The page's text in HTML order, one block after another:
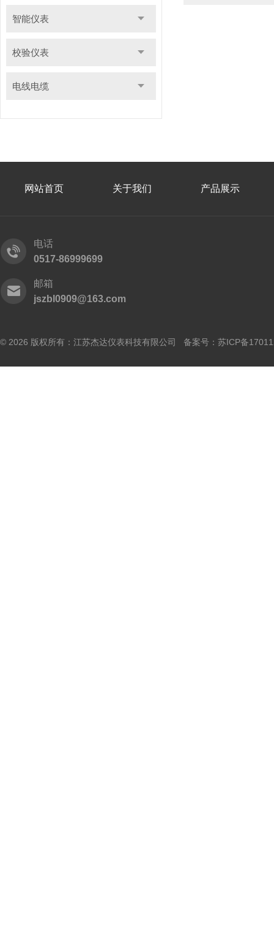
智能仪表
校验仪表
电线电缆
网站首页 关于我们 产品展示
电话
0517-86999699
邮箱
jszbl0909@163.com
© 2026 版权所有：江苏杰达仪表科技有限公司 备案号： 苏ICP备